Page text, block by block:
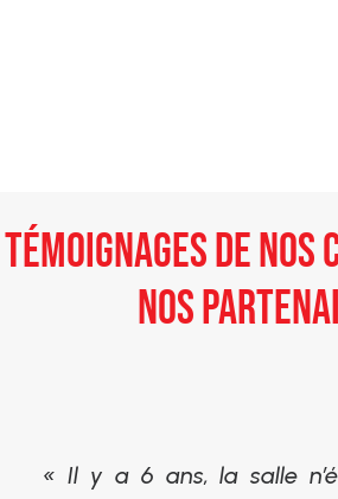
TÉMOIGNAGES DE NOS
NOS
« Il y a 6 ans, la salle